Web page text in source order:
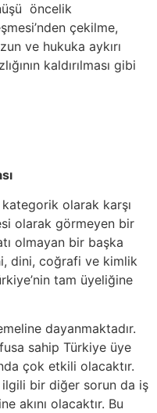
öncelik
çekilme,
ve hukuka aykırı
kaldırılması gibi
kategorik olarak karşı
olarak görmeyen bir
olmayan bir başka
dini, coğrafi ve kimlik
tam üyeliğine
dayanmaktadır.
sahip Türkiye üye
çok etkili olacaktır.
bir diğer sorun da iş
akını olacaktır. Bu